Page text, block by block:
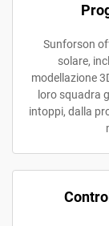
Sunforson
solare,
modellazione
loro squadra
intoppi, dalla